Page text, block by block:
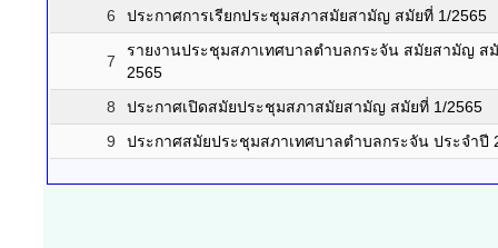
6
ประกาศการเรียกประชุมสภาสมัยสามัญ สมัยที่ 1/2565
7
รายงานประชุมสภาเทศบาลตำบลกระจัน สมัยสามัญ ส
2565
8
ประกาศเปิดสมัยประชุมสภาสมัยสามัญ สมัยที่ 1/2565
9
ประกาศสมัยประชุมสภาเทศบาลตำบลกระจัน ประจำปี